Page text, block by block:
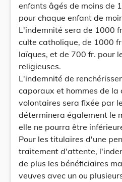
enfants âgés de moins de
pour chaque enfant de
L'indemnité sera de 1000
culte catholique, de 1000
laïques, et de 700 fr. pour
religieuses.
L'indemnité de
caporaux et hommes de la
volontaires sera fixée par
déterminera également le
elle ne pourra être
Pour les titulaires d'une
traitement d'attente,
de plus les bénéficiaires
veuves avec un ou